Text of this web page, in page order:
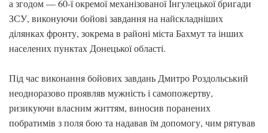
а згодом — 60-ї окремої механізованої Інгулецької бригади
ЗСУ, виконуючи бойові завдання на найскладніших
ділянках фронту, зокрема в районі міста Бахмут та інших
населених пунктах Донецької області.
Під час виконання бойових завдань Дмитро Роздольський
неодноразово проявляв мужність і самопожертву,
ризикуючи власним життям, виносив поранених
побратимів з поля бою та надавав їм допомогу, чим рятував